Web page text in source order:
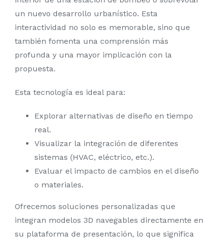
un nuevo desarrollo urbanístico. Esta
interactividad no solo es memorable, sino que
también fomenta una comprensión más
profunda y una mayor implicación con la
propuesta.
Esta tecnología es ideal para:
Explorar alternativas de diseño en tiempo
real.
Visualizar la integración de diferentes
sistemas (HVAC, eléctrico, etc.).
Evaluar el impacto de cambios en el diseño
o materiales.
Ofrecemos soluciones personalizadas que
integran modelos 3D navegables directamente en
su plataforma de presentación, lo que significa